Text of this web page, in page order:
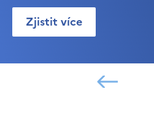
Zjistit více